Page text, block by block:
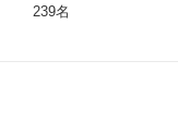
Tインフラ系など広範
239名